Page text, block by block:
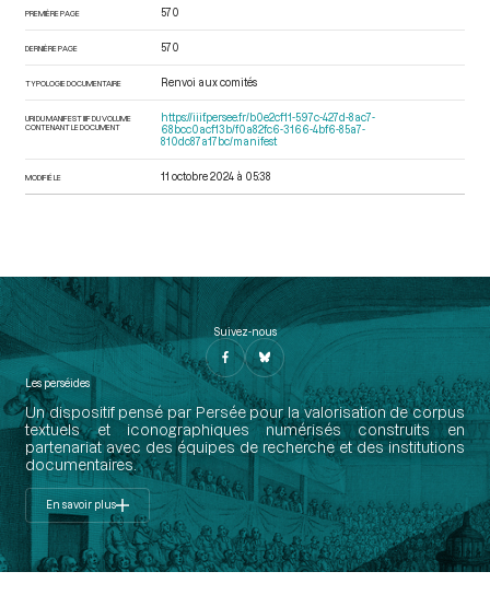
PREMIÈRE PAGE 570
DERNIÈRE PAGE 570
TYPOLOGIE DOCUMENTAIRE Renvoi aux comités
URI DU MANIFEST IIIF DU VOLUME
CONTENANT LE DOCUMENT
https://iiif.persee.fr/b0e2cf11-597c-427d-8ac7-
68bcc0acf13b/f0a82fc6-3166-4bf6-85a7-
810dc87a17bc/manifest
MODIFIÉ LE 11 octobre 2024 à 05:38
Suivez-nous
Les perséides
Un dispositif pensé par Persée pour la valorisation de corpus
textuels et iconographiques numérisés construits en
partenariat avec des équipes de recherche et des institutions
documentaires.
En savoir plus